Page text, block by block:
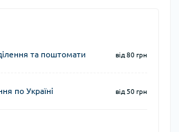
та поштомати від 80 грн
по Україні від 50 грн